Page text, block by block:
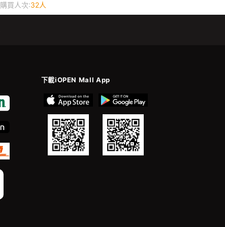
購買人次:32人
下載iOPEN Mall App